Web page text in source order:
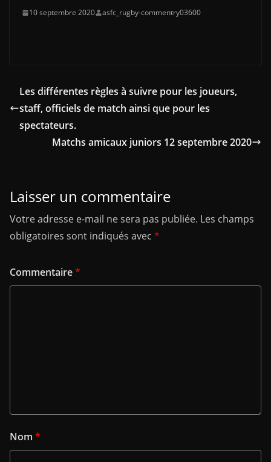
10 septembre 2020 asfc_rugby-commentry03600
Les différentes règles à suivre pour les joueurs,
staff, officiels de match ainsi que pour les
spectateurs.
Matchs amicaux juniors 12 septembre 2020
Laisser un commentaire
Votre adresse e-mail ne sera pas publiée. Les champs
obligatoires sont indiqués avec *
Commentaire*
Nom *